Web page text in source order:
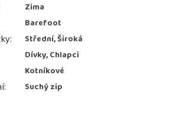
Zima
Barefoot
: Střední, Široká
Dívky, Chlapci
Kotníkové
: Suchý zip